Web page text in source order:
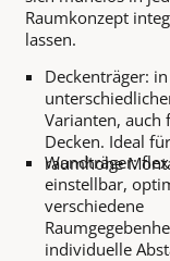
Raumkonzept
lassen.
Deckenträger: in
Varianten, auch
Decken. Ideal
raumhohe
Wandträger:
einstellbar,
verschiedene
individuelle